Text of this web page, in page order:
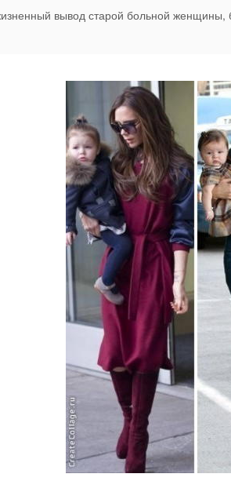
вывод старой больной